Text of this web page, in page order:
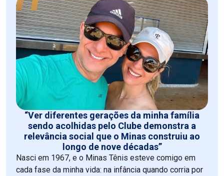
“Ver diferentes gerações da minha família
sendo acolhidas pelo Clube demonstra a
relevância social que o Minas construiu ao
longo de nove décadas”
Nasci em 1967, e o Minas Tênis esteve comigo em
cada fase da minha vida: na infância quando corria por